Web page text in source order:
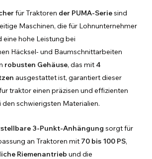
für Traktoren der PUMA-Seriesind
Maschinen, die für Lohnunternehmer
eine hohe Leistung bei
Häcksel- und Baumschnittarbeiten
robusten Gehäuse, das mit 4
ausgestattet ist, garantiert dieser
traktor einen präzisen und effizienten
schwierigsten Materialien.
3-Punkt-Anhängung sorgt für
an Traktoren mit 70 bis 100 PS,
Riemenantrieb und die
Produkte
Produkte
FÜR TRAKTOR